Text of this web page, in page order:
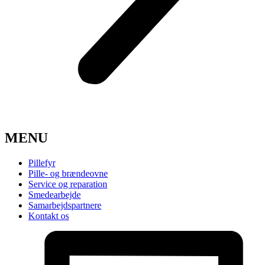
MENU
Pillefyr
Pille- og brændeovne
Service og reparation
Smedearbejde
Samarbejdspartnere
Kontakt os